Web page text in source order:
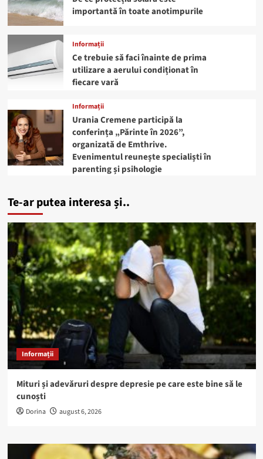
importantă în toate anotimpurile
Informații
Ce trebuie să faci înainte de prima
utilizare a aerului condiționat în
fiecare vară
Informații
Urania Cremene participă la
conferința „Părinte în 2026”,
organizată de Emthrive.
Evenimentul reunește specialiști în
parenting și psihologie
Te-ar putea interesa și..
Informații
Mituri și adevăruri despre depresie pe care este bine să le
cunoști
Dorina august 6, 2026